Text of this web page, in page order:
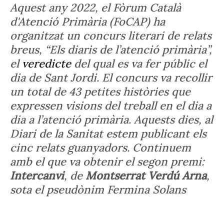
Aquest any 2022, el Fòrum Català
d'Atenció Primària (FoCAP) ha
organitzat un concurs literari de relats
breus, “Els diaris de l’atenció primària”,
elveredictedel qual es va fer públic el
dia de Sant Jordi. El concurs va recollir
un total de 43 petites històries que
expressen visions del treball en el dia a
dia a l’atenció primària. Aquests dies, al
Diari de la Sanitat estem publicant els
cinc relats guanyadors. Continuem
amb el que va obtenir el segon premi:
Intercanvi, de Montserrat Verdú Arna,
sota el pseudònim Fermina Solans